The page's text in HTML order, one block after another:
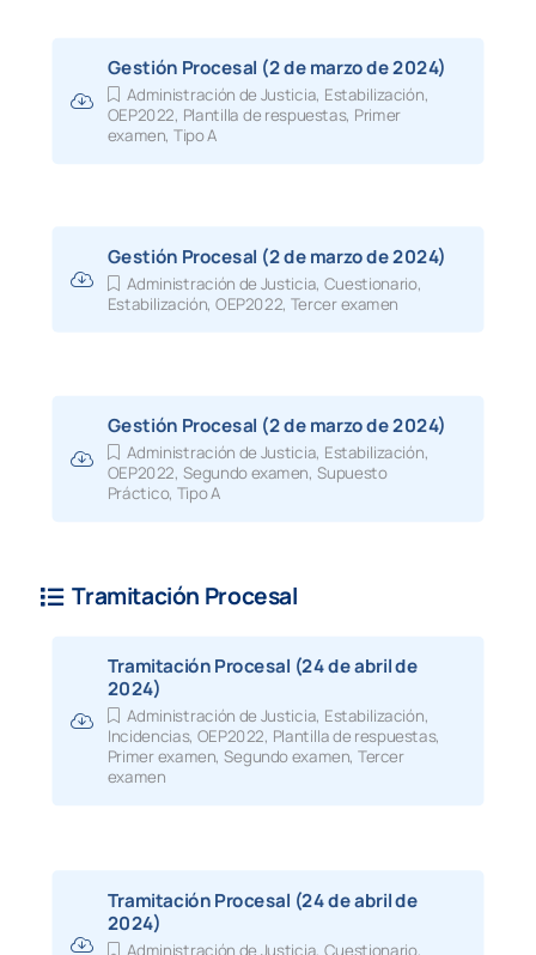
Gestión Procesal (2 de marzo de 2024)
Administración de Justicia, Estabilización,
OEP2022, Plantilla de respuestas, Primer
examen, Tipo A
Gestión Procesal (2 de marzo de 2024)
Administración de Justicia, Cuestionario,
Estabilización,OEP2022, Tercer examen
Gestión Procesal (2 de marzo de 2024)
Administración de Justicia, Estabilización,
OEP2022, Segundo examen, Supuesto
Práctico, Tipo A
Tramitación Procesal
Tramitación Procesal (24 de abril de
2024)
Administración de Justicia, Estabilización,
Incidencias, OEP2022, Plantilla de respuestas,
Primer examen, Segundo examen, Tercer
examen
Tramitación Procesal (24 de abril de
2024)
Administración de Justicia, Cuestionario,